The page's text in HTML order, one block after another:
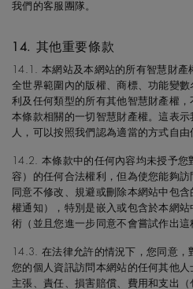
我們的客服團隊。
14. 其他重要條款
14.1. 本網站及本網站的所有智慧財產
全世界範圍內的版權、商標、功能變
利及任何類型的所有其他智慧財產權
本條款相關的一切智慧財產權。這表
人，可以按照我們認為適當的方式自由
14.2. 本條款中的任何內容均未授予您
容）的任何合法權利，但為使您能夠
同意不修改、規避或刪除本網站中包
權通知），特別是嵌入或包含於本網
術（並且您進一步同意不會嘗試作出這
14.3. 在法律允許的情況下，您同意
您的個人資訊訪問本網站的任何其他
主張、責任、損害賠償、費用和支出